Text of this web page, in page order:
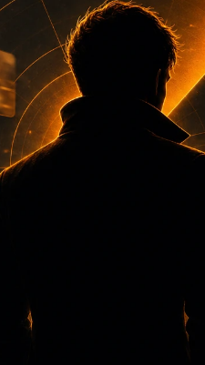
页面按照移动端浏览习惯整
上一篇、下一篇和热门推荐
、文件名、alt 和 title 均围绕
兜底、标题重复过滤和 descr
晰的层级路径，减少用户反
击入口。如果后续发现页面